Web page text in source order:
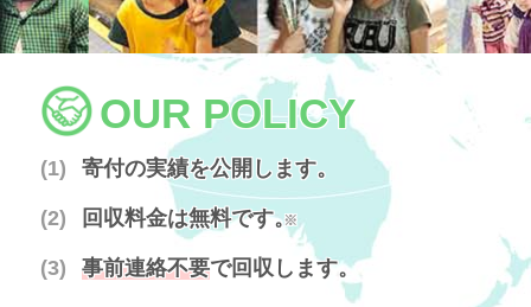
OUR POLICY
寄付の実績を公開します。
回収料金は無料です。
※
事前連絡不要で回収します。